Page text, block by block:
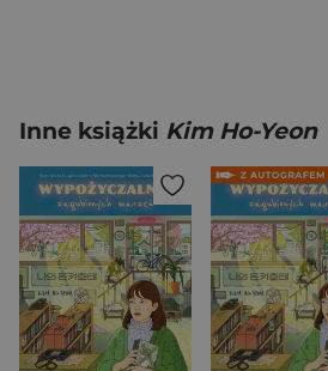
Inne książki Kim Ho-Yeon